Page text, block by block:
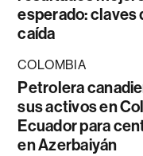
esperado: claves
caída
COLOMBIA
Petrolera
sus activos en
Ecuador para
en Azerbaiyán